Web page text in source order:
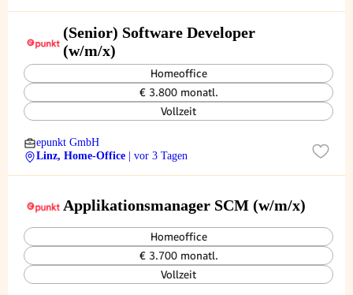
(Senior) Software Developer
(w/m/x)
Homeoffice
€ 3.800 monatl.
Vollzeit
epunkt GmbH
Linz, Home-Office
| vor 3 Tagen
Applikationsmanager SCM (w/m/x)
Homeoffice
€ 3.700 monatl.
Vollzeit